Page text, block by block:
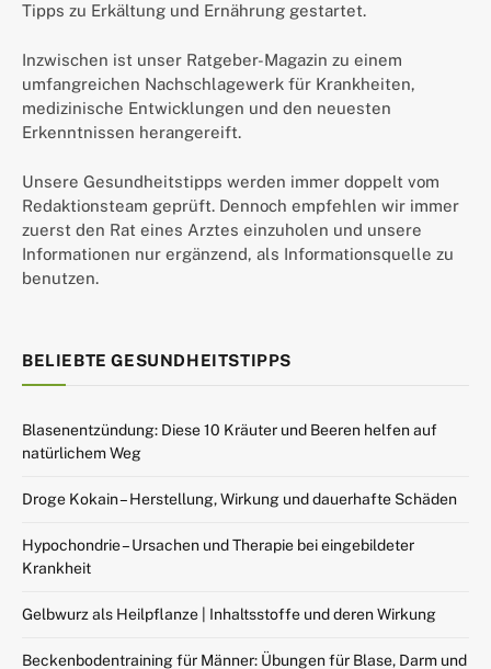
Tipps zu Erkältung und Ernährung gestartet.
Inzwischen ist unser Ratgeber-Magazin zu einem
umfangreichen Nachschlagewerk für Krankheiten,
medizinische Entwicklungen und den neuesten
Erkenntnissen herangereift.
Unsere Gesundheitstipps werden immer doppelt vom
Redaktionsteam geprüft. Dennoch empfehlen wir immer
zuerst den Rat eines Arztes einzuholen und unsere
Informationen nur ergänzend, als Informationsquelle zu
benutzen.
BELIEBTE GESUNDHEITSTIPPS
Blasenentzündung: Diese 10 Kräuter und Beeren helfen auf
natürlichem Weg
Droge Kokain – Herstellung, Wirkung und dauerhafte Schäden
Hypochondrie – Ursachen und Therapie bei eingebildeter
Krankheit
Gelbwurz als Heilpflanze | Inhaltsstoffe und deren Wirkung
Beckenbodentraining für Männer: Übungen für Blase, Darm und